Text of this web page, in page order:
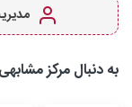
به دنبال مرکز